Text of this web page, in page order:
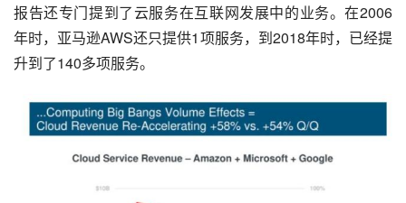
报告还专门提到了云服务在互联网发展中的业务。在2006
年时，亚马逊AWS还只提供1项服务，到2018年时，已经提
升到了140多项服务。